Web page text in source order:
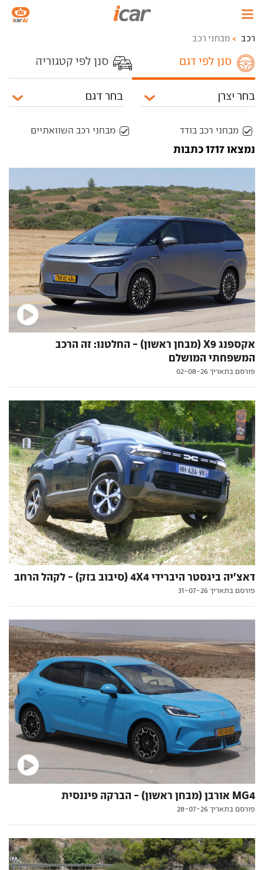
רכב מבחני רכב
סנן לפי דגם סנן לפי קטגוריה
מבחני רכב בודד מבחני רכב השוואתיים
נמצאו 1717 כתבות
אקספנג X9 (מבחן ראשון) - החלטנו: זה הרכב
המשפחתי המושלם
פורסם בתאריך 02-08-26
דאצ'יה ביגסטר היברידי 4X4 (סיבוב בזק) - לקהל הרחב
פורסם בתאריך 31-07-26
MG4 אורבן (מבחן ראשון) - הברקה פיננסית
פורסם בתאריך 28-07-26